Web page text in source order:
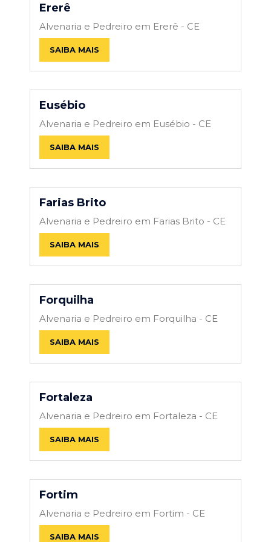
Ererê
Alvenaria e Pedreiro em Ererê - CE
SAIBA MAIS
Eusébio
Alvenaria e Pedreiro em Eusébio - CE
SAIBA MAIS
Farias Brito
Alvenaria e Pedreiro em Farias Brito - CE
SAIBA MAIS
Forquilha
Alvenaria e Pedreiro em Forquilha - CE
SAIBA MAIS
Fortaleza
Alvenaria e Pedreiro em Fortaleza - CE
SAIBA MAIS
Fortim
Alvenaria e Pedreiro em Fortim - CE
SAIBA MAIS